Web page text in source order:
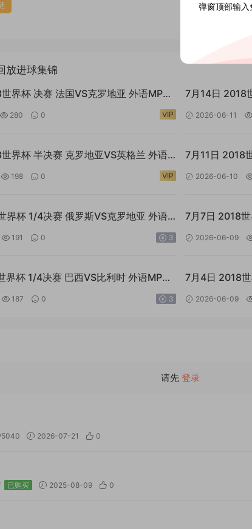
放进球集锦
界杯 决赛 法国VS克罗地亚 外语MP4
280 0 VIP
7月14日 2018
MP4全场回放
2026-06-11
界杯 半决赛 克罗地亚VS英格兰 外语
198 0 VIP
7月11日 2018
全场回放
2026-06-10
界杯 1/4决赛 俄罗斯VS克罗地亚 外语
191 0 3
7月7日 2018
全场回放
2026-06-09
界杯 1/4决赛 巴西VS比利时 外语MP4
187 0 3
7月4日 2018
全场回放
2026-06-09
请先 登录
5040 2026-07-21 0
已购买 2025-08-09 0
弹窗顶部输入